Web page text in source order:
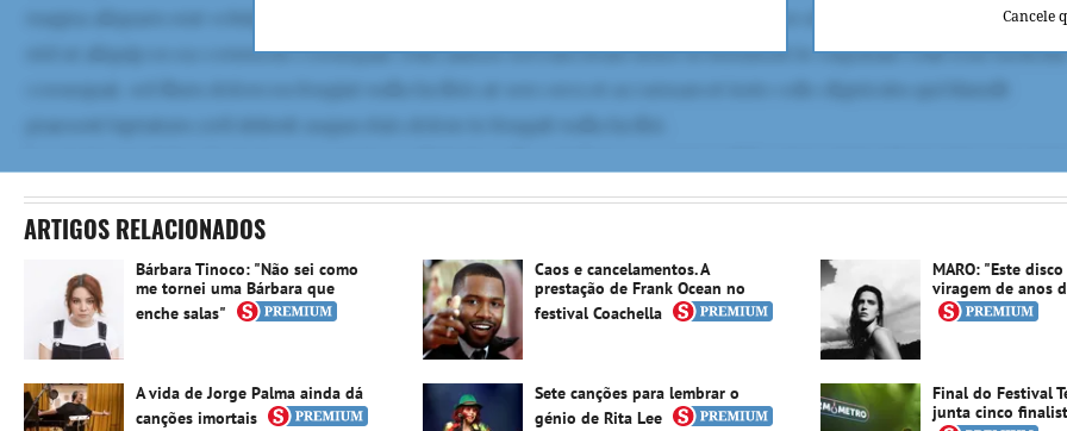
Cancele
ARTIGOS RELACIONADOS
Bárbara Tinoco: "Não sei como
me tornei uma Bárbara que
enche salas"
Caos e cancelamentos. A
prestação de Frank Ocean no
festival Coachella
MARO: "Este
viragem de anos
A vida de Jorge Palma ainda dá
canções imortais
Sete canções para lembrar o
génio de Rita Lee
Final do Festival
junta cinco